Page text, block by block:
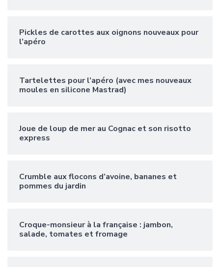
Pickles de carottes aux oignons nouveaux pour
l’apéro
Tartelettes pour l’apéro (avec mes nouveaux
moules en silicone Mastrad)
Joue de loup de mer au Cognac et son risotto
express
Crumble aux flocons d’avoine, bananes et
pommes du jardin
Croque-monsieur à la française : jambon,
salade, tomates et fromage